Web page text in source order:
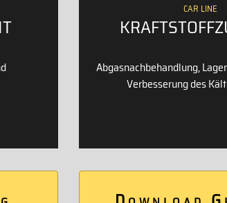
CAR LINE
Abgasnachbehandlung,
Verbesserung des